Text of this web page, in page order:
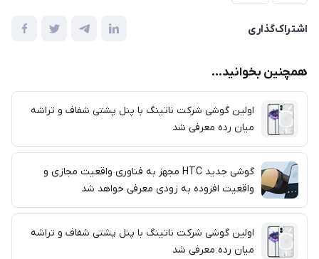
اشتراک‌گذاری
همچنین بخوانید...
اولین گوشی شرکت ناتینگ با پنل پشتی شفاف و تراشه
میان رده معرفی شد
گوشی جدید HTC مجهز به فناوری واقعیت مجازی و
واقعیت افزوده به زودی معرفی خواهد شد
اولین گوشی شرکت ناتینگ با پنل پشتی شفاف و تراشه
میان رده معرفی شد